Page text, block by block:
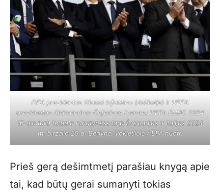
FIFA prezidentas Gianni Infantino (dešinėje) ir UEFA
prezidentas Aleksandras Čeferinas (centre) UEFA EURO 2024
16-ojo turo futbolo rungtynėse tarp Šveicarijos ir Italijos 2024
m. birželio 29 d. Berlyne, Vokietijoje / EPA nuotr.
Prieš gerą dešimtmetį parašiau knygą apie
tai, kad būtų gerai sumanyti tokias